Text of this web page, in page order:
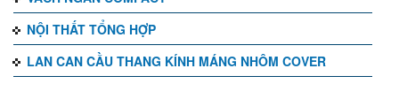
NỘI THẤT TỔNG HỢP
LAN CAN CẦU THANG KÍNH MÁNG NHÔM COVER